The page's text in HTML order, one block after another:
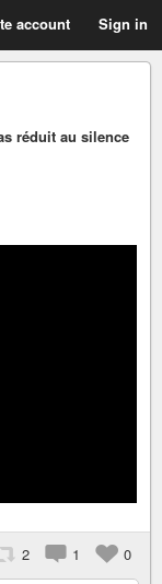
account Sign in
réduit au silence
2 1
0